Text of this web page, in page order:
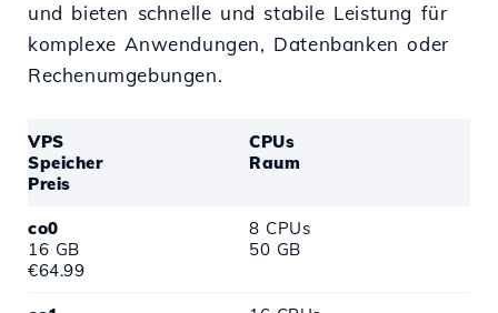
und bieten schnelle und stabile Leistung für
komplexe Anwendungen, Datenbanken oder
Rechenumgebungen.
VPS
CPUs
Speicher
Raum
Preis
co0
8 CPUs
16 GB
50 GB
€64.99